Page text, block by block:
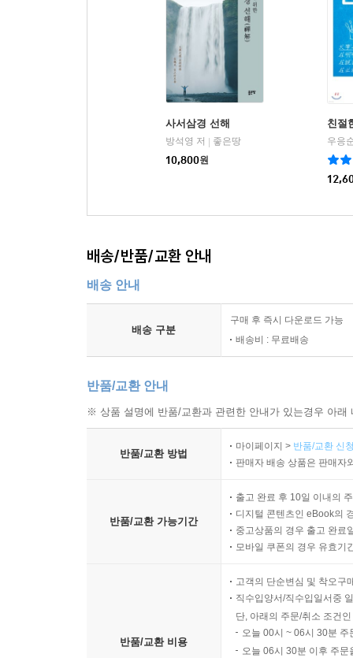
사서삼경 선해
방석영 저
좋은땅
10,800원
친절
우응
배송/반품/교환 안내
배송 안내
배송 구분
구매 후 즉시 다운로드 가능
배송비 : 무료배송
반품/교환 안내
※ 상품 설명에 반품/교환과 관련한 안내가 있는경우 아
반품/교환 방법
마이페이지 > 반품/교환 신
판매자 배송 상품은 판매자
반품/교환 가능기간
출고 완료 후 10일 이내의
디지털 콘텐츠인 eBook의
중고상품의 경우 출고 완료
모바일 쿠폰의 경우 유효기
반품/교환 비용
고객의 단순변심 및 착오구
직수입양서/직수입일서중
단, 아래의 주문/취소 조건
오늘 00시 ~ 06시 30분
오늘 06시 30분 이후 주